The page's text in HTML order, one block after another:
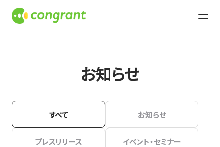
お知らせ
すべて お知らせ
プレスリリース イベント・セミナー